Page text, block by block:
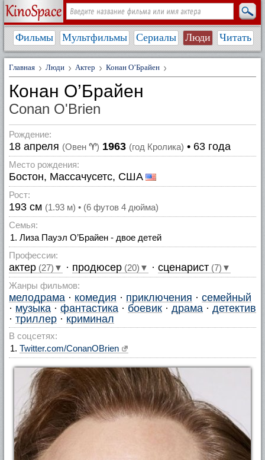
Фильмы Мультфильмы Сериалы Люди Читать
Главная Люди Актер Конан О’Брайен
Конан О’Брайен
Conan O'Brien
Рождение:
18 апреля (Овен ♈) 1963 (год Кролика) • 63 года
Место рождения:
Бостон, Массачусетс, США
Рост:
193 см (1.93 м) • (6 футов 4 дюйма)
Семья:
Лиза Пауэл О’Брайен - двое детей
Профессии:
актер (27)▼ · продюсер (20)▼ · сценарист (7)▼
Жанры фильмов:
мелодрама · комедия · приключения · семейный
· музыка · фантастика · боевик · драма · детектив
· триллер · криминал
В соцсетях:
Twitter.com/ConanOBrien